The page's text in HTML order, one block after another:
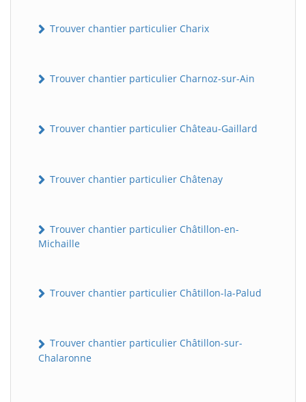
Trouver chantier particulier Charix
Trouver chantier particulier Charnoz-sur-Ain
Trouver chantier particulier Château-Gaillard
Trouver chantier particulier Châtenay
Trouver chantier particulier Châtillon-en-
Michaille
Trouver chantier particulier Châtillon-la-Palud
Trouver chantier particulier Châtillon-sur-
Chalaronne